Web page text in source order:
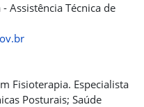
Assistência Técnica de
Fisioterapia. Especialista
Posturais; Saúde